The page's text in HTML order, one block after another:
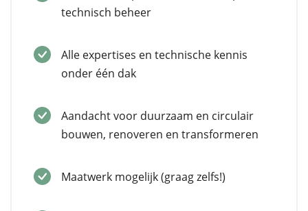
technisch beheer
Alle expertises en technische kennis
onder één dak
Aandacht voor duurzaam en circulair
bouwen, renoveren en transformeren
Maatwerk mogelijk (graag zelfs!)